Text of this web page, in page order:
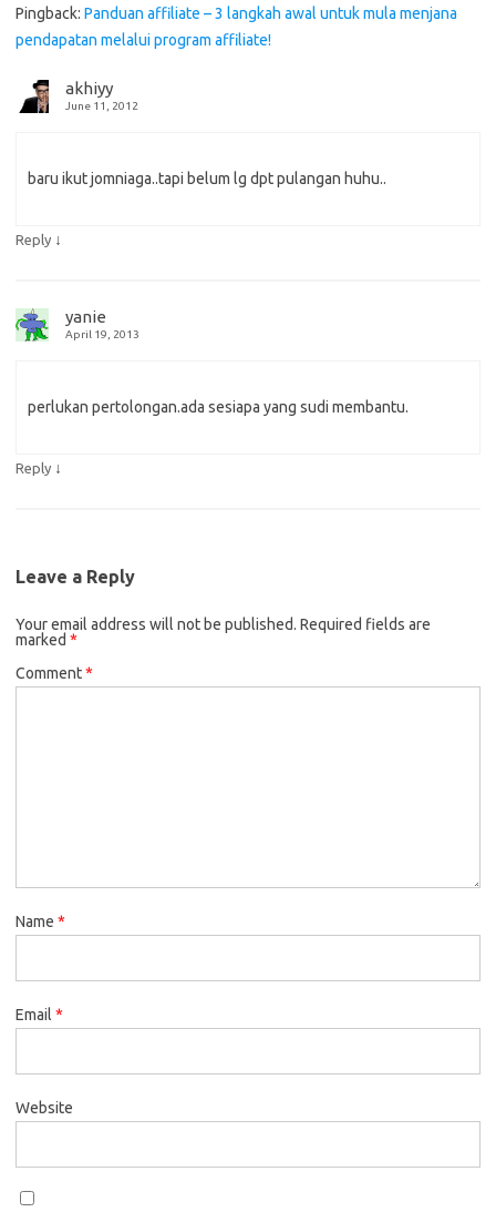
Pingback: Panduan affiliate – 3 langkah awal untuk mula menjana
pendapatan melalui program affiliate!
akhiyy
June 11, 2012
baru ikut jomniaga..tapi belum lg dpt pulangan huhu..
Reply ↓
yanie
April 19, 2013
perlukan pertolongan.ada sesiapa yang sudi membantu.
Reply ↓
Leave a Reply
Your email address will not be published. Required fields are
marked *
Comment*
Name *
Email *
Website